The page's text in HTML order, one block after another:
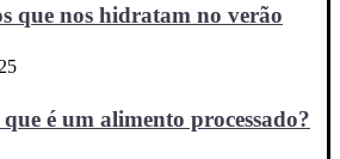
que nos hidratam no verão
é um alimento processado?